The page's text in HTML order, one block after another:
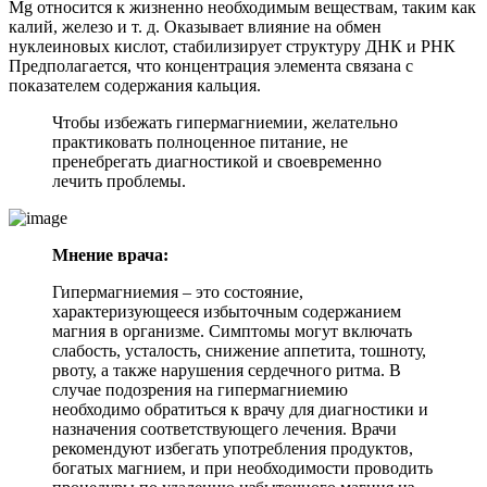
Mg относится к жизненно необходимым веществам, таким как
калий, железо и т. д. Оказывает влияние на обмен
нуклеиновых кислот, стабилизирует структуру ДНК и РНК
Предполагается, что концентрация элемента связана с
показателем содержания кальция.
Чтобы избежать гипермагниемии, желательно
практиковать полноценное питание, не
пренебрегать диагностикой и своевременно
лечить проблемы.
Мнение врача:
Гипермагниемия – это состояние,
характеризующееся избыточным содержанием
магния в организме. Симптомы могут включать
слабость, усталость, снижение аппетита, тошноту,
рвоту, а также нарушения сердечного ритма. В
случае подозрения на гипермагниемию
необходимо обратиться к врачу для диагностики и
назначения соответствующего лечения. Врачи
рекомендуют избегать употребления продуктов,
богатых магнием, и при необходимости проводить